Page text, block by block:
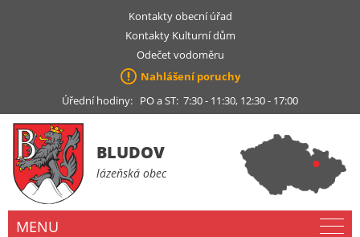
Kontakty obecní úřad
Kontakty Kulturní dům
Odečet vodoměru
Nahlášení poruchy
Úřední hodiny: PO a ST: 7:30 - 11:30, 12:30 - 17:00
BLUDOV
lázeňská obec
MENU